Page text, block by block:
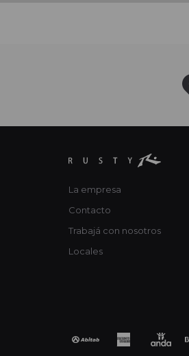
La empresa
Contacto
Trabajá con nosotros
Locales